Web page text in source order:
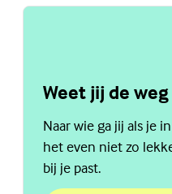
Weet jij de
Naar wie ga jij als je
het even niet zo
bij je past.